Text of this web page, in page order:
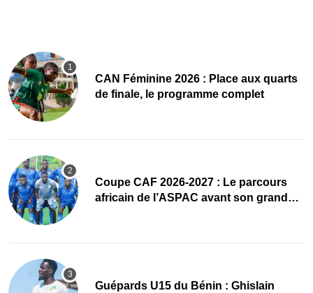
CAN Féminine 2026 : Place aux quarts
de finale, le programme complet
Coupe CAF 2026-2027 : Le parcours
africain de l’ASPAC avant son grand
Guépards U15 du Bénin : Ghislain